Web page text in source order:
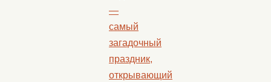
—
самый
загадочный
праздник,
открывающий